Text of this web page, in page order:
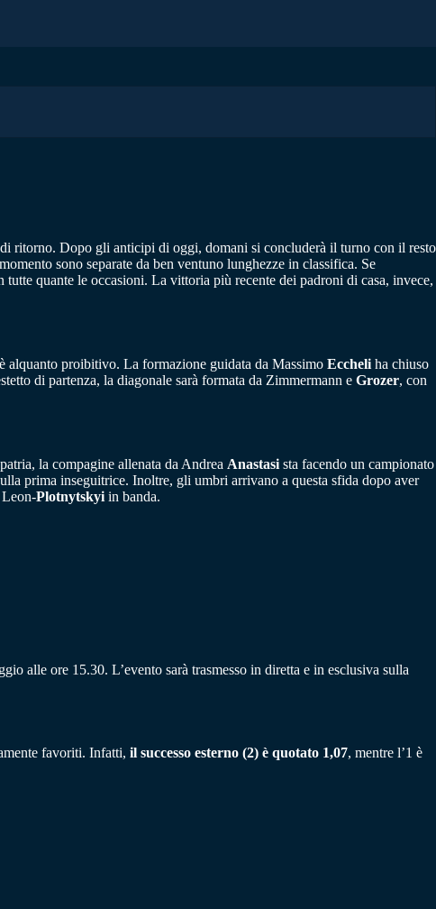
ritorno. Dopo gli anticipi di oggi, domani si concluderà il turno con il resto
sono separate da ben ventuno lunghezze in classifica. Se
quante le occasioni. La vittoria più recente dei padroni di casa, invece,
alquanto proibitivo. La formazione guidata da Massimo Eccheli ha chiuso
di partenza, la diagonale sarà formata da Zimmermann e Grozer, con
la compagine allenata da Andrea Anastasi sta facendo un campionato
prima inseguitrice. Inoltre, gli umbri arrivano a questa sfida dopo aver
Plotnytskyi in banda.
alle ore 15.30. L’evento sarà trasmesso in diretta e in esclusiva sulla
favoriti. Infatti, il successo esterno (2) è quotato 1,07, mentre l’1 è